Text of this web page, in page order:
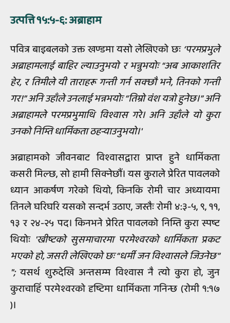
उत्पत्ति १५:५-६: अब्राहाम
पवित्र बाइबलको उक्त खण्डमा यसो लेखिएको छः‘परमप्रभुले
अब्राहामलाई बाहिर ल्याउनुभयो र भन्नुभयोः “अब आकाशतिर
हेर, र तिमीले यी ताराहरू गन्ती गर्न सक्छौ भने, तिनको गन्ती
गर!” अनि उहाँले उनलाई भन्नभयोः “तिम्रो वंश यत्रो हुनेछ।” अनि
अब्राहामले परमप्रभुमाथि विश्वास गरे। अनि उहाँले यो कुरा
उनको निम्ति धार्मिकता ठहर्‍याउनुभयो।'
अब्राहामको जीवनबाट विश्वासद्वारा प्राप्त हुने धार्मिकता
कसरी मिल्छ, सो हामी सिक्नेछौं। यस कुराले प्रेरित पावलको
ध्यान आकर्षण गरेको थियो, किनकि रोमी चार अध्यायमा
तिनले घरिघरि यसको सन्दर्भ उठाए, जस्तैः रोमी ४:३-५, ९, ११,
१३ र २४-२५ पद। किनभने प्रेरित पावलको निम्ति कुरा स्पष्ट
थियोः 'ख्रीष्टको सुसमाचारमा परमेश्वरको धार्मिकता प्रकट
भएको हो, जसरी लेखिएको छः “धर्मी जन विश्वासले जिउनेछ”
";यसर्थ शुरुदेखि अन्तसम्म विश्वास नै त्यो कुरा हो, जुन
कुराचाहिँ परमेश्वरको दृष्टिमा धार्मिकता गनिन्छ (रोमी १:१७
)।